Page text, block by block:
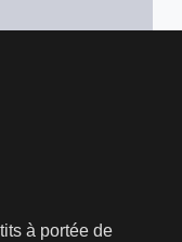
à portée de